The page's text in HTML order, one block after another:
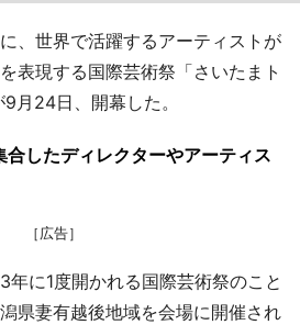
、世界で活躍するアーティストが
表現する国際芸術祭「さいたまト
月24日、開幕した。
合したディレクターやアーティス
［広告］
に1度開かれる国際芸術祭のこと
県妻有越後地域を会場に開催され